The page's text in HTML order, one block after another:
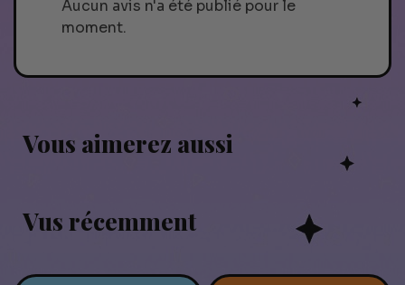
Aucun avis n'a été publié pour le
moment.
Vous aimerez aussi
Vus récemment